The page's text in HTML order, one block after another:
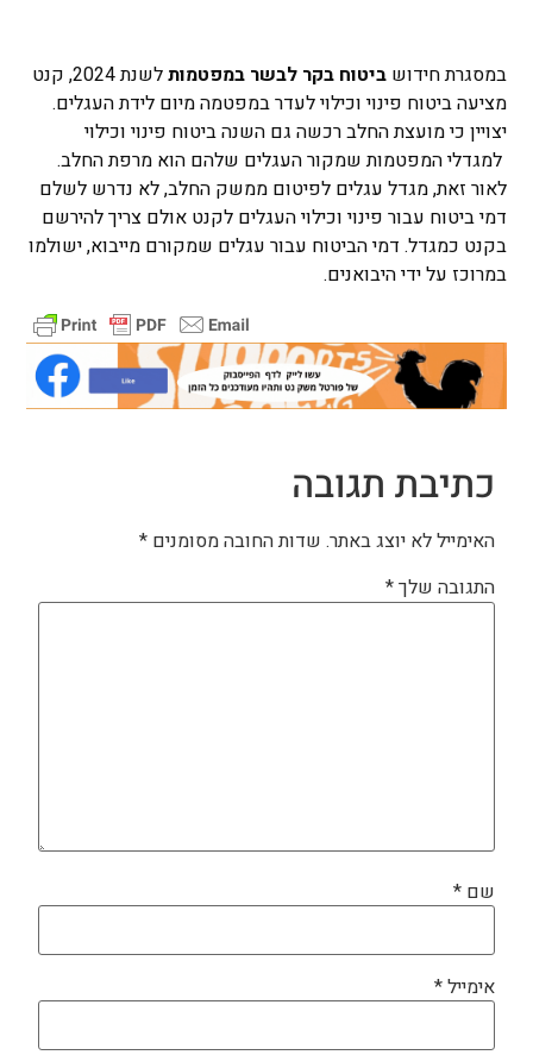
במסגרת חידוש ביטוח בקר לבשר במפטמות
לשנת 2024, קנט
מציעה ביטוח פינוי וכילוי לעדר במפטמה מיום לידת העגלים.
יצויין כי מועצת החלב רכשה גם השנה ביטוח פינוי וכילוי
למגדלי המפטמות שמקור העגלים שלהם הוא מרפת החלב.
לאור זאת, מגדל עגלים לפיטום ממשק החלב, לא נדרש לשלם
דמי ביטוח עבור פינוי וכילוי העגלים לקנט אולם צריך להירשם
בקנט כמגדל. דמי הביטוח עבור עגלים שמקורם מייבוא, ישולמו
במרוכז על ידי היבואנים.
כתיבת תגובה
האימייל לא יוצג באתר. שדות החובה מסומנים *
התגובה שלך*
שם *
אימייל*